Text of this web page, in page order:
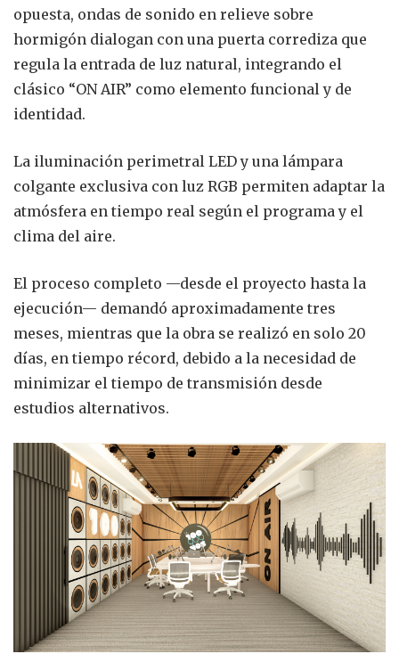
opuesta, ondas de sonido en relieve sobre
hormigón dialogan con una puerta corrediza que
regula la entrada de luz natural, integrando el
clásico “ON AIR” como elemento funcional y de
identidad.
La iluminación perimetral LED y una lámpara
colgante exclusiva con luz RGB permiten adaptar la
atmósfera en tiempo real según el programa y el
clima del aire.
El proceso completo —desde el proyecto hasta la
ejecución— demandó aproximadamente tres
meses, mientras que la obra se realizó en solo 20
días, en tiempo récord, debido a la necesidad de
minimizar el tiempo de transmisión desde
estudios alternativos.